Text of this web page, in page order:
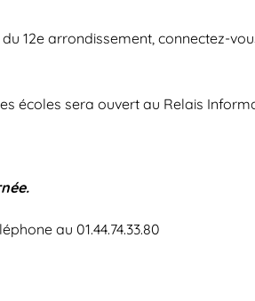
12e arrondissement, connectez-
écoles sera ouvert au Relais
au 01.44.74.33.80